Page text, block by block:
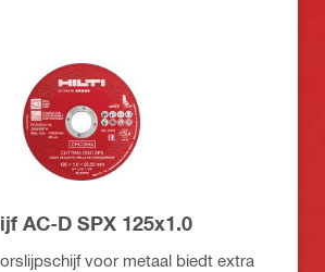
AC-D SPX 125x1.0
voor metaal biedt extra